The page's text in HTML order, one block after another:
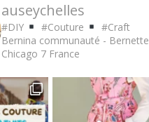
auseychelles
#DIY #Couture
#Craft
Bernina communauté - Bernette
Chicago 7France